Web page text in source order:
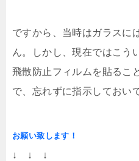
ですから、当時はガラスに
ん。しかし、現在ではこう
飛散防止フィルムを貼るこ
で、忘れずに指示しておい
お願い致します！
↓ ↓ ↓